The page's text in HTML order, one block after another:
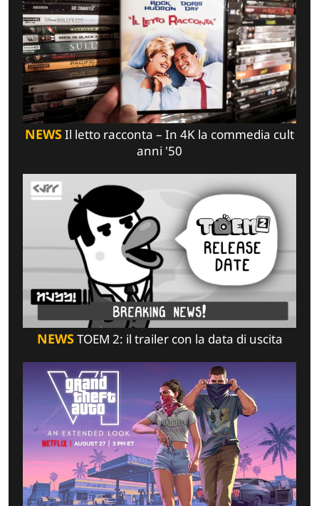
NEWSIl letto racconta – In 4K la commedia cult
anni '50
NEWSTOEM 2: il trailer con la data di uscita